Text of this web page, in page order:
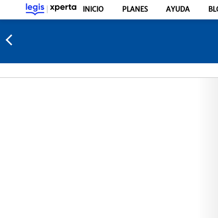
INICIO PLANES AYUDA